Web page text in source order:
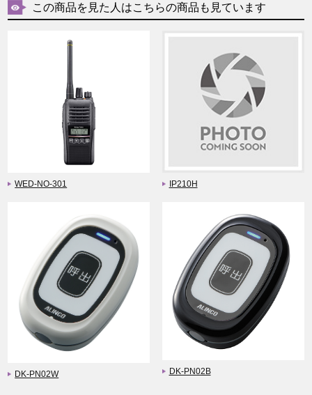
この商品を見た人はこちらの商品も見ています
WED-NO-301 IP210H
DK-PN02W DK-PN02B